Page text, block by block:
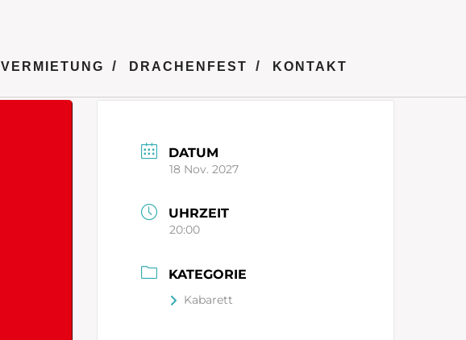
VERMIETUNG DRACHENFEST KONTAKT
DATUM
18 Nov. 2027
UHRZEIT
20:00
KATEGORIE
Kabarett